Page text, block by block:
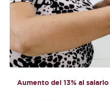
Aumento del 13% al